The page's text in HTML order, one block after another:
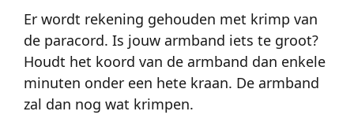
Er wordt rekening gehouden met krimp van
de paracord. Is jouw armband iets te groot?
Houdt het koord van de armband dan enkele
minuten onder een hete kraan. De armband
zal dan nog wat krimpen.